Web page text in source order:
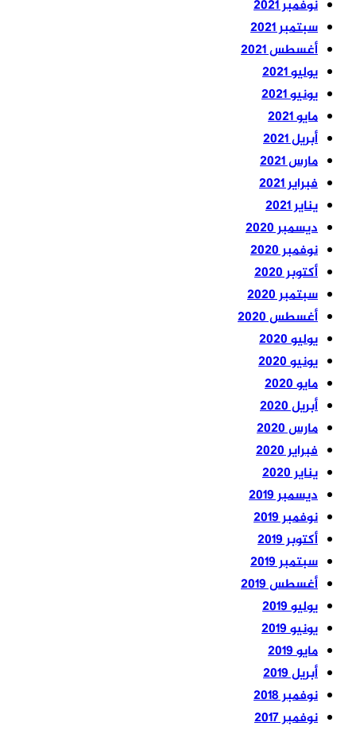
نوفمبر 2021
سبتمبر 2021
أغسطس 2021
يوليو 2021
يونيو 2021
مايو 2021
أبريل 2021
مارس 2021
فبراير 2021
يناير 2021
ديسمبر 2020
نوفمبر 2020
أكتوبر 2020
سبتمبر 2020
أغسطس 2020
يوليو 2020
يونيو 2020
مايو 2020
أبريل 2020
مارس 2020
فبراير 2020
يناير 2020
ديسمبر 2019
نوفمبر 2019
أكتوبر 2019
سبتمبر 2019
أغسطس 2019
يوليو 2019
يونيو 2019
مايو 2019
أبريل 2019
نوفمبر 2018
نوفمبر 2017